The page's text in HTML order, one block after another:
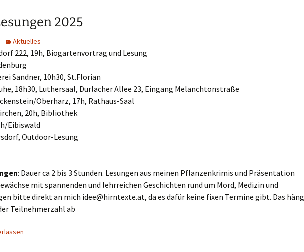
2025
Aktuelles
222, 19h, Biogartenvortrag und Lesung
Sandner, 10h30, St.Florian
18h30, Luthersaal, Durlacher Allee 23, Eingang Melanchtonstraße
Oberharz, 17h, Rathaus-Saal
20h, Bibliothek
Eibiswald
Outdoor-Lesung
: Dauer ca 2 bis 3 Stunden. Lesungen aus meinen Pflanzenkrimis und Präsentation
mit spannenden und lehrreichen Geschichten rund um Mord, Medizin und
bitte direkt an mich idee@hirntexte.at, da es dafür keine fixen Termine gibt. Das
Teilnehmerzahl ab